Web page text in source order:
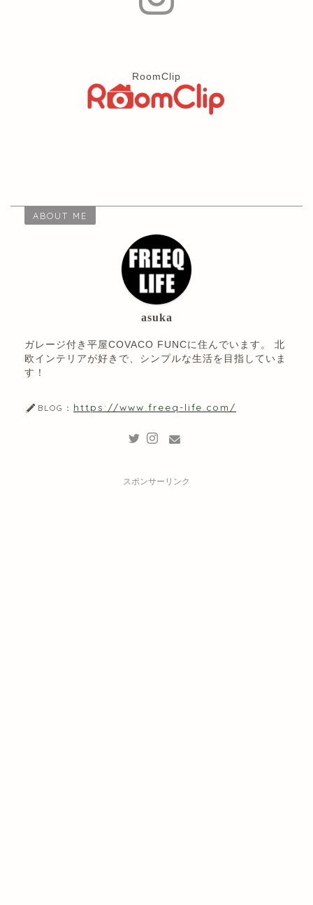
RoomClip
ABOUT ME
asuka
ガレージ付き平屋COVACO FUNCに住んでいます。 北
欧インテリアが好きで、シンプルな生活を目指していま
す！
BLOG： https://www.freeq-life.com/
スポンサーリンク